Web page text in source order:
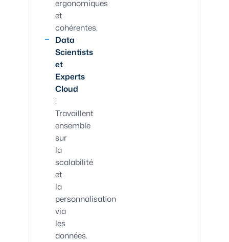
ergonomiques
et
cohérentes.
Data
Scientists
et
Experts
Cloud
:
Travaillent
ensemble
sur
la
scalabilité
et
la
personnalisation
via
les
données.